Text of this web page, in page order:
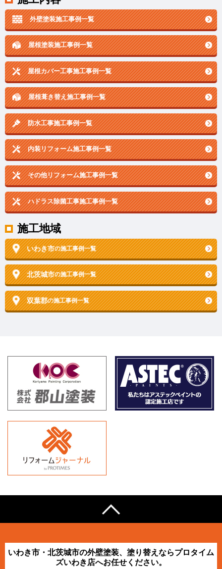
外壁塗装施工事例一覧
屋根塗装施工事例一覧
屋根カバー工事施工事例一覧
屋根葺き替え施工事例一覧
防水工事施工事例一覧
内装リフォーム施工事例一覧
その他リフォーム施工事例一覧
ハドラス除菌工事施工事例一覧
施工地域
いわき市の施工事例一覧
北茨城市の施工事例一覧
双葉郡の施工事例一覧
いわき市・北茨城市の外壁塗装、塗り替えならプロタイム
ズいわき店へお任せください。